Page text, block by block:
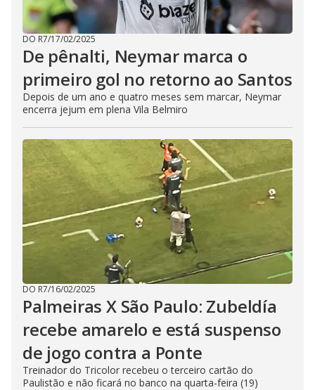
DO R7/17/02/2025
De pênalti, Neymar marca o
primeiro gol no retorno ao Santos
Depois de um ano e quatro meses sem marcar, Neymar
encerra jejum em plena Vila Belmiro
DO R7/16/02/2025
Palmeiras X São Paulo: Zubeldía
recebe amarelo e está suspenso
de jogo contra a Ponte
Treinador do Tricolor recebeu o terceiro cartão do
Paulistão e não ficará no banco na quarta-feira (19)